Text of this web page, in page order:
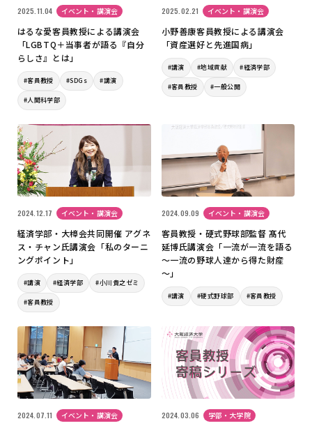
2025.11.04 イベント・講演会
はるな愛客員教授による講演会
「LGBTQ＋当事者が語る『自分
らしさ』とは」
#客員教授 #SDGs #講演
#人間科学部
2025.02.21 イベント・講演会
小野善康客員教授による講演会
「資産選好と先進国病」
#講演 #地域貢献 #経済学部
#客員教授 #一般公開
2024.12.17 イベント・講演会
経済学部・大樟会共同開催 アグネ
ス・チャン氏講演会「私のターニ
ングポイント」
#講演 #経済学部 #小川貴之ゼミ
#客員教授
2024.09.09 イベント・講演会
客員教授・硬式野球部監督 髙代
延博氏講演会「一流が一流を語る
～一流の野球人達から得た財産
～」
#講演 #硬式野球部 #客員教授
2024.07.11 イベント・講演会 2024.03.06 学部・大学院